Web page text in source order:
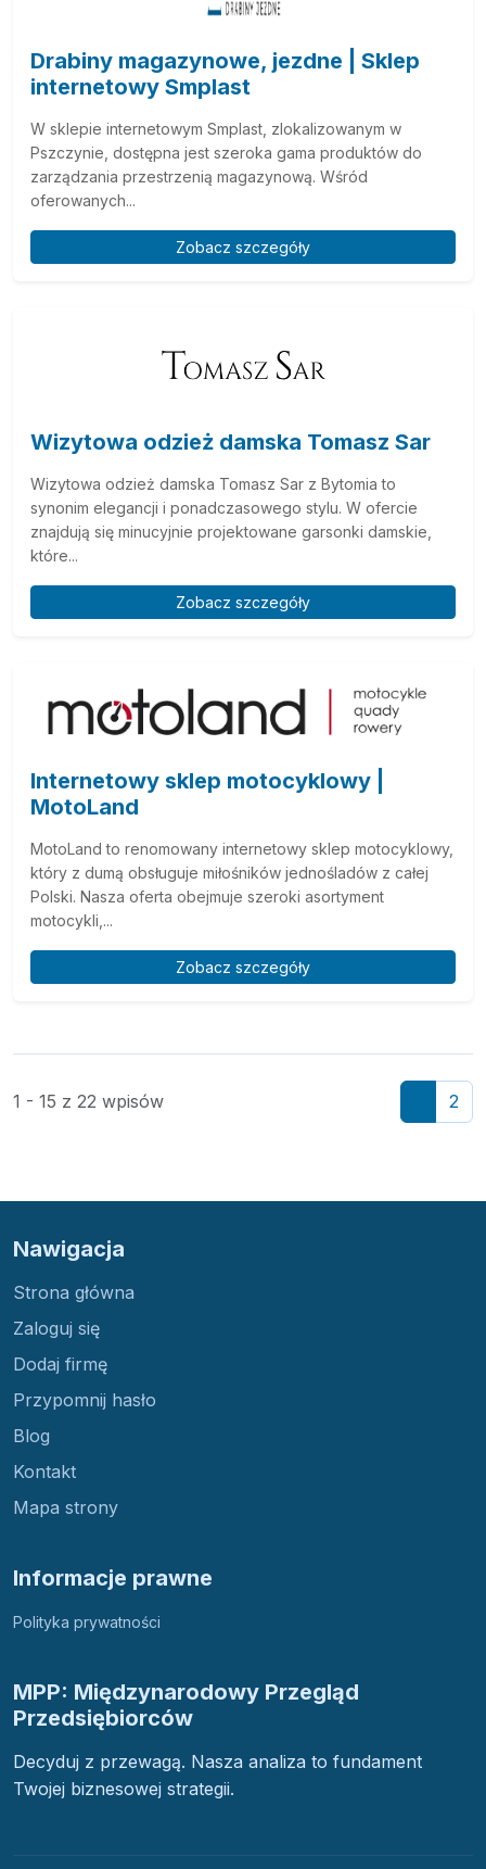
Drabiny magazynowe, jezdne | Sklep
internetowy Smplast
W sklepie internetowym Smplast, zlokalizowanym w
Pszczynie, dostępna jest szeroka gama produktów do
zarządzania przestrzenią magazynową. Wśród
oferowanych...
Zobacz szczegóły
Wizytowa odzież damska Tomasz Sar
Wizytowa odzież damska Tomasz Sar z Bytomia to
synonim elegancji i ponadczasowego stylu. W ofercie
znajdują się minucyjnie projektowane garsonki damskie,
które...
Zobacz szczegóły
Internetowy sklep motocyklowy |
MotoLand
MotoLand to renomowany internetowy sklep motocyklowy,
który z dumą obsługuje miłośników jednośladów z całej
Polski. Nasza oferta obejmuje szeroki asortyment
motocykli,...
Zobacz szczegóły
1 - 15 z 22 wpisów 2
Nawigacja
Strona główna
Zaloguj się
Dodaj firmę
Przypomnij hasło
Blog
Kontakt
Mapa strony
Informacje prawne
Polityka prywatności
MPP: Międzynarodowy Przegląd
Przedsiębiorców
Decyduj z przewagą. Nasza analiza to fundament
Twojej biznesowej strategii.